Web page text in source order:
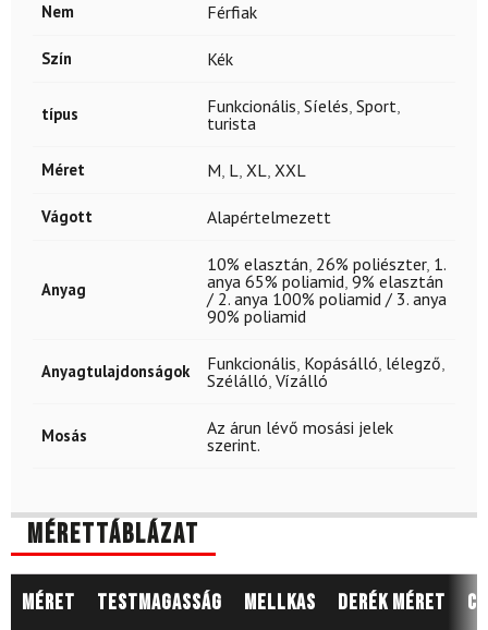
Nem Férfiak
Szín Kék
típus Funkcionális, Síelés, Sport,
turista
Méret M, L, XL, XXL
Vágott Alapértelmezett
Anyag
10% elasztán, 26% poliészter, 1.
anya 65% poliamid, 9% elasztán
/ 2. anya 100% poliamid / 3. anya
90% poliamid
Anyagtulajdonságok Funkcionális, Kopásálló, lélegző,
Szélálló, Vízálló
Mosás
Az árun lévő mosási jelek
szerint.
Mérettáblázat
Méret Testmagasság Mellkas Derék méret